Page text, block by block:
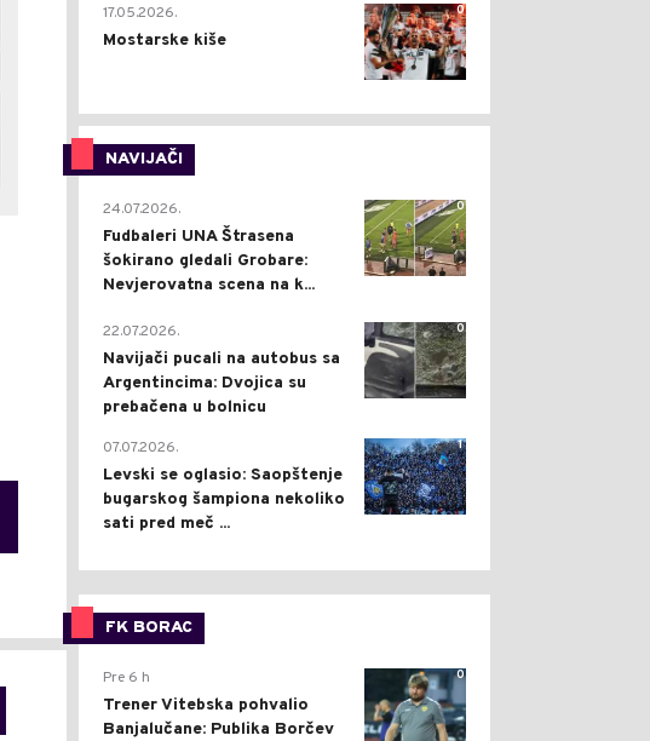
0
17.05.2026.
Mostarske kiše
NAVIJAČI
0
24.07.2026.
Fudbaleri UNA Štrasena
šokirano gledali Grobare:
Nevjerovatna scena na k...
0
22.07.2026.
Navijači pucali na autobus sa
Argentincima: Dvojica su
prebačena u bolnicu
1
07.07.2026.
Levski se oglasio: Saopštenje
bugarskog šampiona nekoliko
sati pred meč ...
FK BORAC
0
Pre 6 h
Trener Vitebska pohvalio
Banjalučane: Publika Borčev